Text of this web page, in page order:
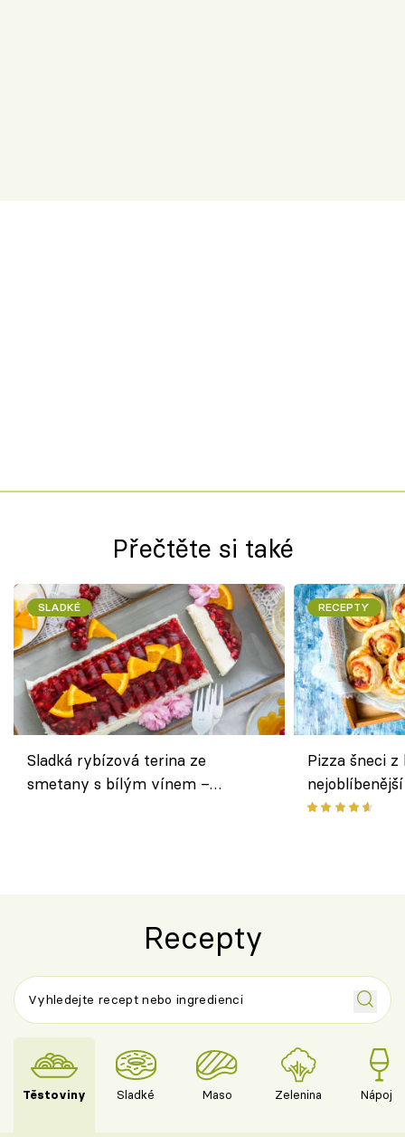
Přečtěte si také
SLADKÉ
Sladká rybízová terina ze
smetany s bílým vínem –
RECEPTY
Pizza šneci
Recepty
Těstoviny Sladké Maso Zelenina Nápoje